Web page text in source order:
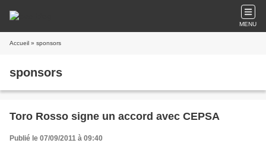
MENU
Accueil » sponsors
sponsors
Toro Rosso signe un accord avec CEPSA
Publié le 07/09/2011 à 09:40